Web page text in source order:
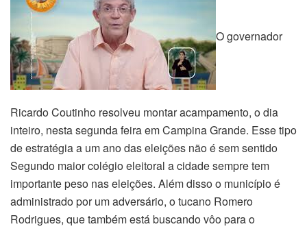
O governador
Ricardo Coutinho resolveu montar acampamento, o dia
inteiro, nesta segunda feira em Campina Grande. Esse tipo
de estratégia a um ano das eleições não é sem sentido
Segundo maior colégio eleitoral a cidade sempre tem
importante peso nas eleições. Além disso o município é
administrado por um adversário, o tucano Romero
Rodrigues, que também está buscando vôo para o